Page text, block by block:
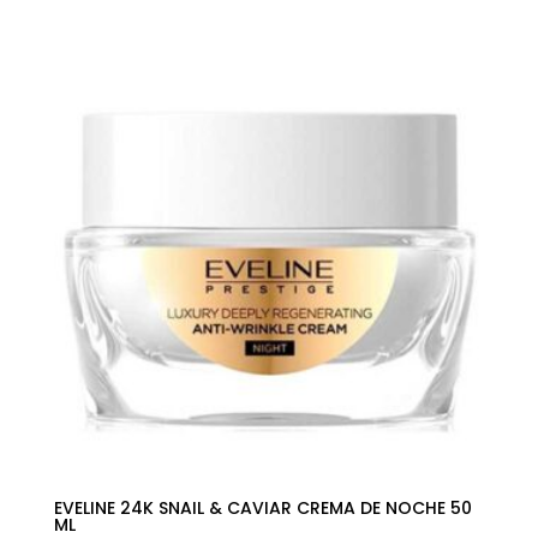
EVELINE 24K SNAIL & CAVIAR CREMA DE NOCHE 50
ML